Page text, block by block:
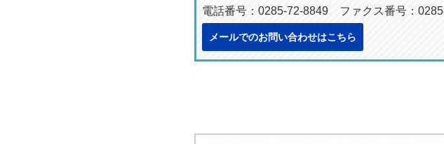
電話番号：0285-72-8849 ファクス番号：
メールでのお問い合わせはこちら